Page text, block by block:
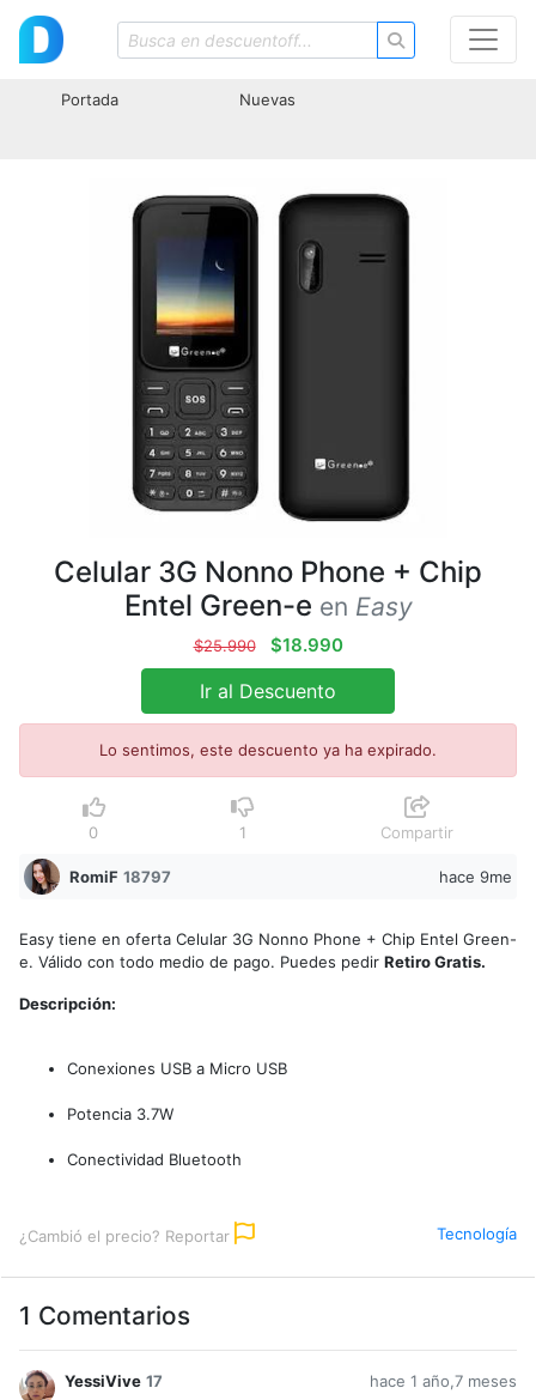
Portada Nuevas
Celular 3G Nonno Phone + Chip
Entel Green-e en Easy
$25.990 $18.990
Ir al Descuento
Lo sentimos, este descuento ya ha expirado.
0 1 Compartir
RomiF 18797 hace 9me
Easy tiene en oferta Celular 3G Nonno Phone + Chip Entel Green-
e. Válido con todo medio de pago. Puedes pedir Retiro Gratis.
Descripción:
Conexiones USB a Micro USB
Potencia 3.7W
Conectividad Bluetooth
¿Cambió el precio? Reportar Tecnología
1 Comentarios
YessiVive 17
hace 1 año,7 meses